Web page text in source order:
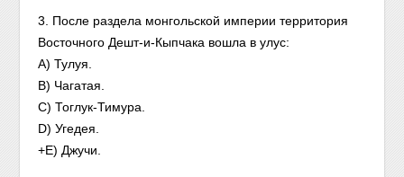
3. После раздела монгольской империи территория
Восточного Дешт-и-Кыпчака вошла в улус:
A) Тулуя.
B) Чагатая.
C) Тоглук-Тимура.
D) Угедея.
+E) Джучи.